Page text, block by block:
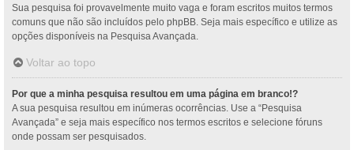
Sua pesquisa foi provavelmente muito vaga e foram escritos muitos termos
comuns que não são incluídos pelo phpBB. Seja mais específico e utilize as
opções disponíveis na Pesquisa Avançada.
Voltar ao topo
Por que a minha pesquisa resultou em uma página em branco!?
A sua pesquisa resultou em inúmeras ocorrências. Use a “Pesquisa
Avançada” e seja mais específico nos termos escritos e selecione fóruns
onde possam ser pesquisados.